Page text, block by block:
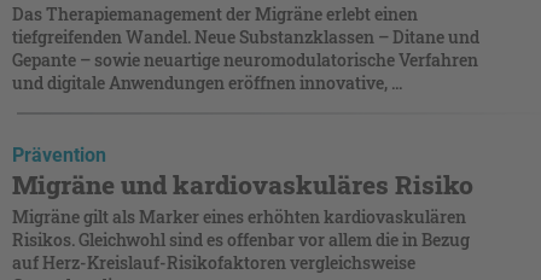
Das Therapiemanagement der Migräne erlebt einen
tiefgreifenden Wandel. Neue Substanzklassen – Ditane und
Gepante – sowie neuartige neuromodulatorische Verfahren
und digitale Anwendungen eröffnen innovative, ...
Prävention
Migräne und kardiovaskuläres Risiko
Migräne gilt als Marker eines erhöhten kardiovaskulären
Risikos. Gleichwohl sind es offenbar vor allem die in Bezug
auf Herz-Kreislauf-Risikofaktoren vergleichsweise